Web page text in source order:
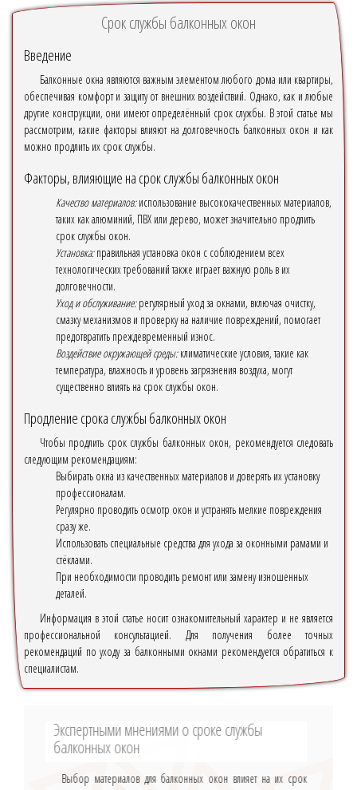
Срок службы балконных окон
Введение
Балконные окна являются важным элементом любого дома или квартиры,
обеспечивая комфорт и защиту от внешних воздействий. Однако, как и любые
другие конструкции, они имеют определённый срок службы. В этой статье мы
рассмотрим, какие факторы влияют на долговечность балконных окон и как
можно продлить их срок службы.
Факторы, влияющие на срок службы балконных окон
Качество материалов:использование высококачественных материалов,
таких как алюминий, ПВХ или дерево, может значительно продлить
срок службы окон.
Установка:правильная установка окон с соблюдением всех
технологических требований также играет важную роль в их
долговечности.
Уход и обслуживание:регулярный уход за окнами, включая очистку,
смазку механизмов и проверку на наличие повреждений, помогает
предотвратить преждевременный износ.
Воздействие окружающей среды:климатические условия, такие как
температура, влажность и уровень загрязнения воздуха, могут
существенно влиять на срок службы окон.
Продление срока службы балконных окон
Чтобы продлить срок службы балконных окон, рекомендуется следовать
следующим рекомендациям:
Выбирать окна из качественных материалов и доверять их установку
профессионалам.
Регулярно проводить осмотр окон и устранять мелкие повреждения
сразу же.
Использовать специальные средства для ухода за оконными рамами и
стёклами.
При необходимости проводить ремонт или замену изношенных
деталей.
Информация в этой статье носит ознакомительный характер и не является
профессиональной консультацией. Для получения более точных
рекомендаций по уходу за балконными окнами рекомендуется обратиться к
специалистам.
Экспертными мнениями о сроке службы
балконных окон
Выбор материалов для балконных окон влияет на их срок